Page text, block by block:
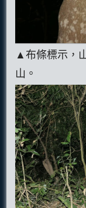
▲布條標示，
山。